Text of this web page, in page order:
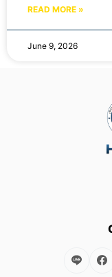
READ MORE »
June 9, 2026